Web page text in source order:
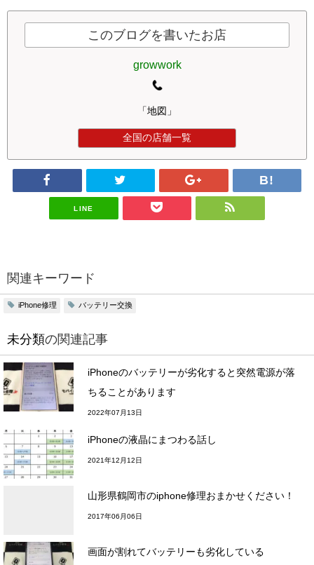
このブログを書いたお店
growwork
「地図」
全国の店舗一覧
LINE
関連キーワード
iPhone修理 バッテリー交換
未分類の関連記事
iPhoneのバッテリーが劣化すると突然電源が落
ちることがあります
2022年07月13日
iPhoneの液晶にまつわる話し
2021年12月12日
山形県鶴岡市のiphone修理おまかせください！
2017年06月06日
画面が割れてバッテリーも劣化している